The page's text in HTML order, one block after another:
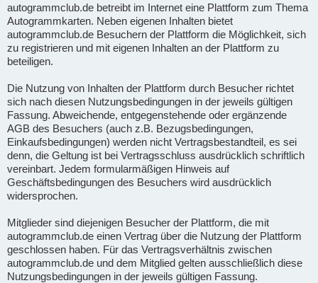
autogrammclub.de betreibt im Internet eine Plattform zum Thema
Autogrammkarten. Neben eigenen Inhalten bietet
autogrammclub.de Besuchern der Plattform die Möglichkeit, sich
zu registrieren und mit eigenen Inhalten an der Plattform zu
beteiligen.
Die Nutzung von Inhalten der Plattform durch Besucher richtet
sich nach diesen Nutzungsbedingungen in der jeweils gültigen
Fassung. Abweichende, entgegenstehende oder ergänzende
AGB des Besuchers (auch z.B. Bezugsbedingungen,
Einkaufsbedingungen) werden nicht Vertragsbestandteil, es sei
denn, die Geltung ist bei Vertragsschluss ausdrücklich schriftlich
vereinbart. Jedem formularmäßigen Hinweis auf
Geschäftsbedingungen des Besuchers wird ausdrücklich
widersprochen.
Mitglieder sind diejenigen Besucher der Plattform, die mit
autogrammclub.de einen Vertrag über die Nutzung der Plattform
geschlossen haben. Für das Vertragsverhältnis zwischen
autogrammclub.de und dem Mitglied gelten ausschließlich diese
Nutzungsbedingungen in der jeweils gültigen Fassung.